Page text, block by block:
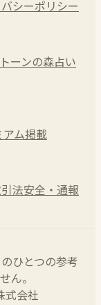
シーポリシー
ーンの森占い
アム掲載
法安全・通報
ひとつの参考
ん。
式会社